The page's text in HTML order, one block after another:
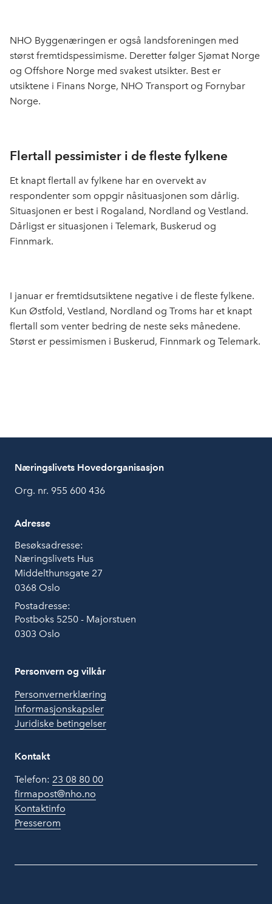
NHO Byggenæringen er også landsforeningen med
størst fremtidspessimisme. Deretter følger Sjømat Norge
og Offshore Norge med svakest utsikter. Best er
utsiktene i Finans Norge, NHO Transport og Fornybar
Norge.
Flertall pessimister i de fleste fylkene
Et knapt flertall av fylkene har en overvekt av
respondenter som oppgir nåsituasjonen som dårlig.
Situasjonen er best i Rogaland, Nordland og Vestland.
Dårligst er situasjonen i Telemark, Buskerud og
Finnmark.
I januar er fremtidsutsiktene negative i de fleste fylkene.
Kun Østfold, Vestland, Nordland og Troms har et knapt
flertall som venter bedring de neste seks månedene.
Størst er pessimismen i Buskerud, Finnmark og Telemark.
Næringslivets Hovedorganisasjon
Org. nr. 955 600 436
Adresse
Besøksadresse:
Næringslivets Hus
Middelthunsgate 27
0368 Oslo
Postadresse:
Postboks 5250 - Majorstuen
0303 Oslo
Personvern og vilkår
Personvernerklæring
Informasjonskapsler
Juridiske betingelser
Kontakt
Telefon: 23 08 80 00
firmapost@nho.no
Kontaktinfo
Presserom